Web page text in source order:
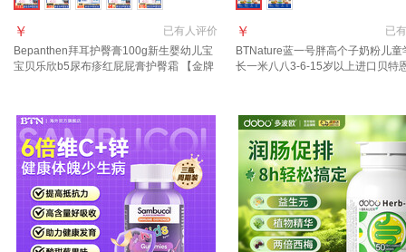
已有人评价
￥
Bepanthen拜耳护臀膏100g新生婴幼儿宝
宝贝乐欣b5尿布疹红屁屁膏护臀霜 【金牌
已有
￥
BTNature蓝一号胖高个子奶粉儿童
长一米八八3-6-15岁以上进口贝特